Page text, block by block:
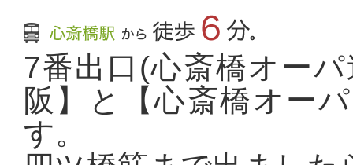
7番出口(心斎橋オー
阪】と【心斎橋オー
す。